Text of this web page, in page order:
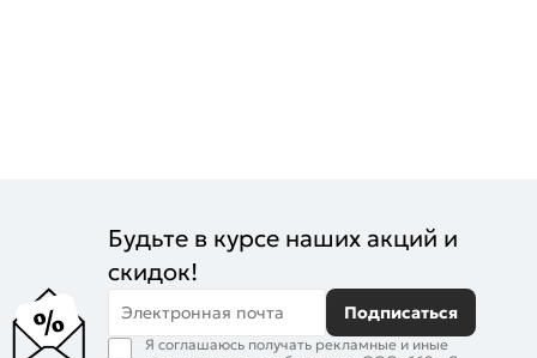
Будьте в курсе наших акций и
скидок!
Электронная почта Подписаться
Я соглашаюсь получать рекламные и иные